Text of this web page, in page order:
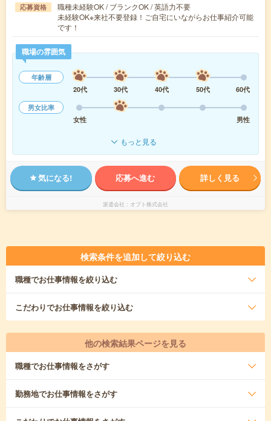
応募資格
職種未経験OK / ブランクOK / 英語力不要
未経験OK※来社不要登録！ご自宅にいながらお仕事紹介可能
です！
職場の雰囲気
年齢層
20代
30代 40代 50代
60代
男女比率
女性
男性
もっと見る
気になる! 応募へ進む 詳しく見る
派遣会社 オプト株式会社
検索条件を追加して絞り込む
職種でお仕事情報を絞り込む
こだわりでお仕事情報を絞り込む
他の検索結果ページを見る
職種でお仕事情報をさがす
勤務地でお仕事情報をさがす